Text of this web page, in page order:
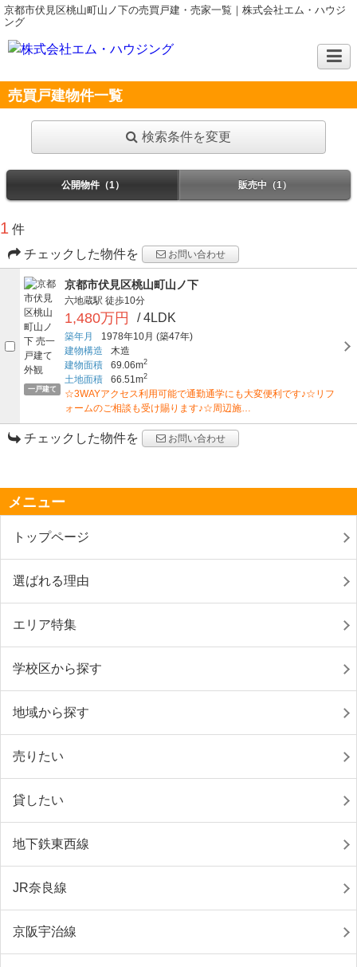
京都市伏見区桃山町山ノ下の売買戸建・売家一覧｜株式会社エム・ハウジ
ング
売買戸建物件一覧
検索条件を変更
公開物件（1） 販売中（1）
1 件
チェックした物件を
お問い合わせ
一戸建て
京都市伏見区桃山町山ノ下
六地蔵駅 徒歩10分
1,480万円 / 4LDK
築年月 1978年10月 (築47年)
建物構造
木造
建物面積
69.06m2
土地面積 66.51m2
☆3WAYアクセス利用可能で通勤通学にも大変便利です♪☆リフ
ォームのご相談も受け賜ります♪☆周辺施…
チェックした物件を お問い合わせ
メニュー
トップページ
選ばれる理由
エリア特集
学校区から探す
地域から探す
売りたい
貸したい
地下鉄東西線
JR奈良線
京阪宇治線